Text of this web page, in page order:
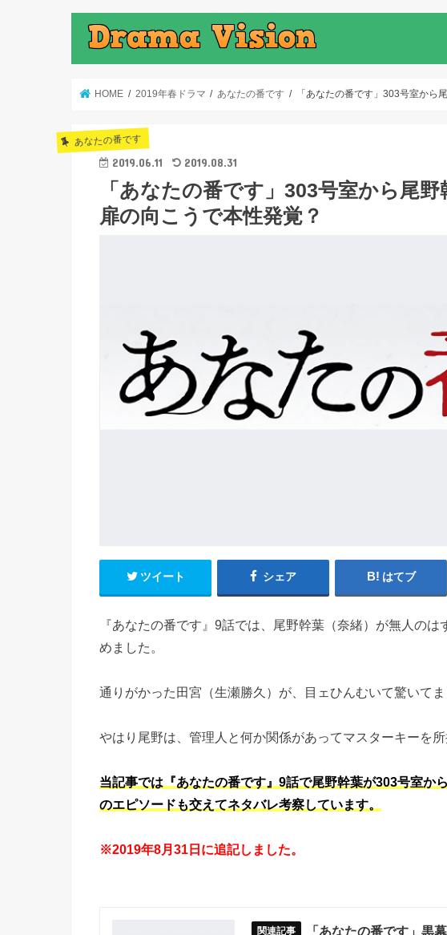
HOME 2019年春ドラマ あなたの番です 「あなたの番です」303号室から
あなたの番です
2019.06.11 2019.08.31
「あなたの番です」303号室から尾
扉の向こうで本性発覚？
ツイート シェア はてブ
『あなたの番です』9話では、尾野幹葉（奈緒）が無人の
めました。
通りがかった田宮（生瀬勝久）が、目ェひんむいて驚いて
やはり尾野は、管理人と何か関係があってマスターキーを
当記事では『あなたの番です』9話で尾野幹葉が303号室か
のエピソードも交えてネタバレ考察しています。
※2019年8月31日に追記しました。
「あなたの番です」黒